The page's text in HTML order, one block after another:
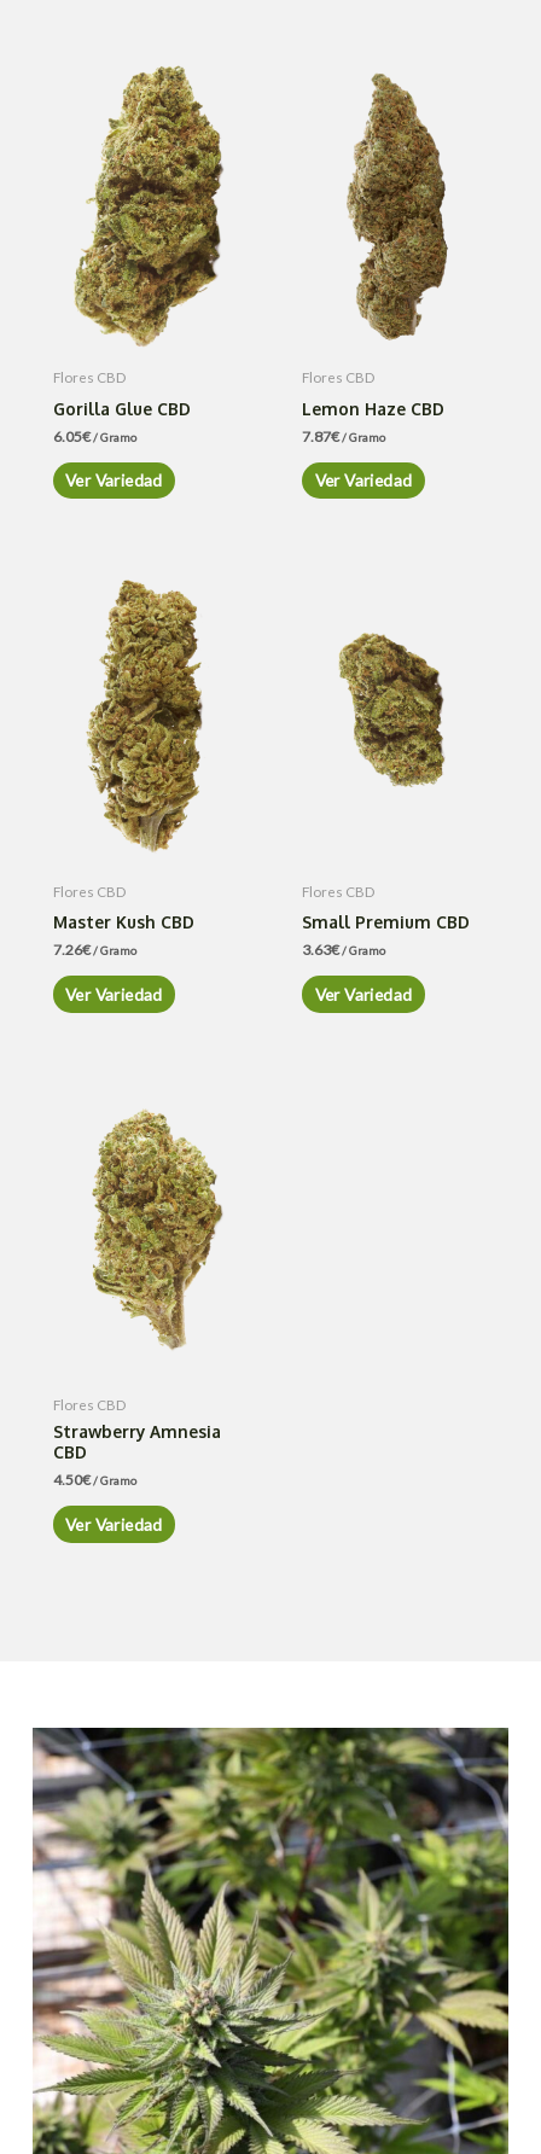
Flores CBD
Gorilla Glue CBD
6.05€/ Gramo
Ver Variedad
Flores CBD
Lemon Haze CBD
7.87€/ Gramo
Ver Variedad
Flores CBD
Master Kush CBD
7.26€/ Gramo
Ver Variedad
Flores CBD
Small Premium CBD
3.63€/ Gramo
Ver Variedad
Flores CBD
Strawberry Amnesia
CBD
4.50€/ Gramo
Ver Variedad